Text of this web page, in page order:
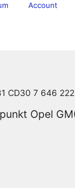
Account
CD30 7 646
Opel